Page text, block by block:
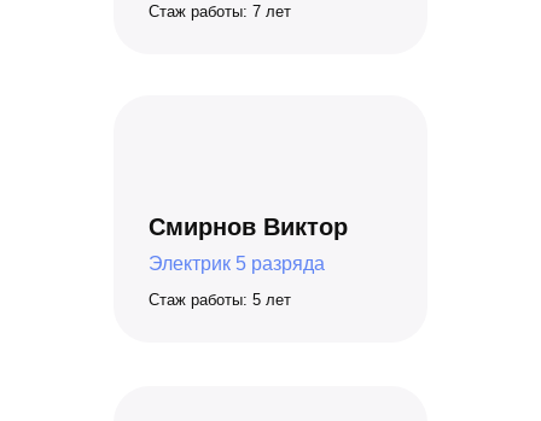
Смирнов Виктор
Электрик 5 разряда
Стаж работы: 5 лет
Стаж работы: 7 лет